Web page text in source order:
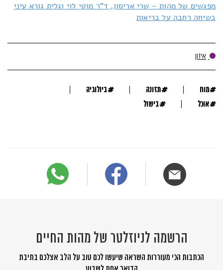
מפגשים של מהות – שרי אריסון, ד"ר מוטי לוי וגלית גורא עיני
בשיחה רחבה על בריאות
איזון
#מוח #תזונה #ביולוגיה
#אוכל #בישול
הרשמה לניוזלטר של מהות החיים
הכתבות הכי מעוררות השראה שיעשו לכם טוב על הלב אצלכם בתיבת